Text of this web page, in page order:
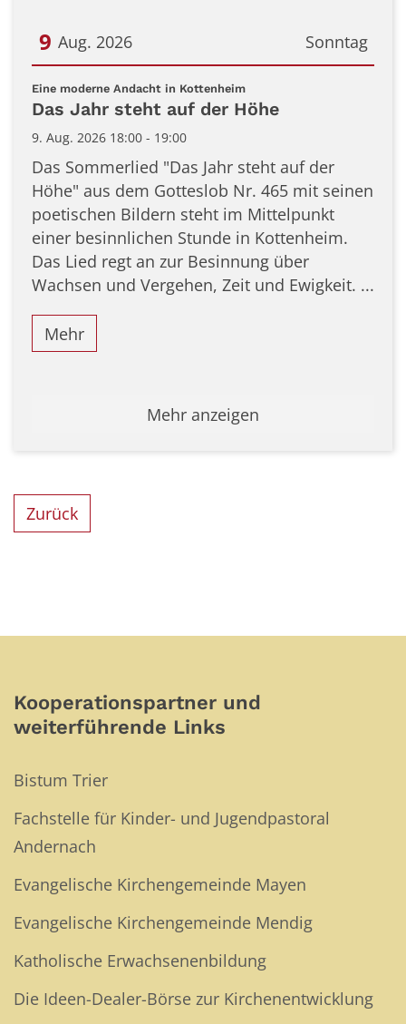
Sonntag
9 Aug. 2026
Datum: 9. August 2026
Eine moderne Andacht in Kottenheim:
Das Jahr steht auf der Höhe
9. Aug. 2026 18:00 - 19:00
Das Sommerlied "Das Jahr steht auf der
Höhe" aus dem Gotteslob Nr. 465 mit seinen
poetischen Bildern steht im Mittelpunkt
einer besinnlichen Stunde in Kottenheim.
Das Lied regt an zur Besinnung über
Wachsen und Vergehen, Zeit und Ewigkeit. ...
Mehr
Mehr anzeigen
Zurück
Kooperationspartner und
weiterführende Links
Bistum Trier
Fachstelle für Kinder- und Jugendpastoral
Andernach
Evangelische Kirchengemeinde Mayen
Evangelische Kirchengemeinde Mendig
Katholische Erwachsenenbildung
Die Ideen-Dealer-Börse zur Kirchenentwicklung